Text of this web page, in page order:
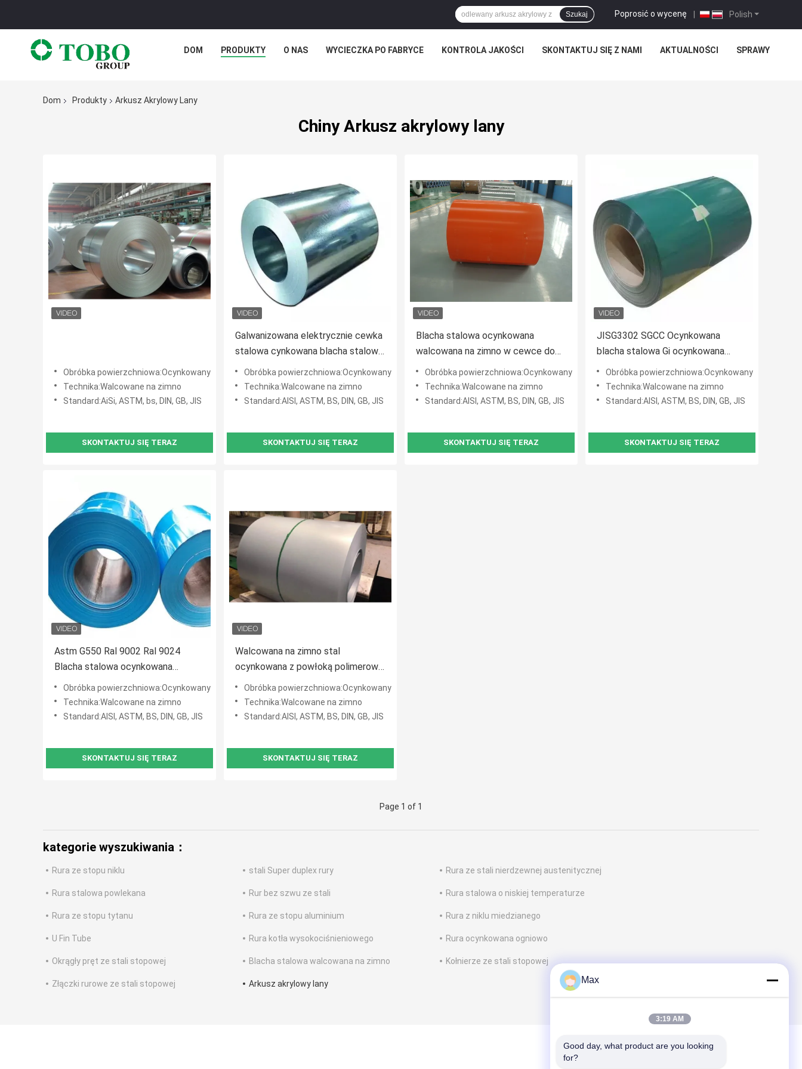
Polish
Poprosić o wycenę |
Szukaj
DOM PRODUKTY O NAS WYCIECZKA PO FABRYCE KONTROLA JAKOŚCI SKONTAKTUJ SIĘ Z NAMI AKTUALNOŚCI SPRAWY
Dom Produkty Arkusz Akrylowy Lany
Chiny Arkusz akrylowy lany
Obróbka powierzchniowa:Ocynkowany
Technika:Walcowane na zimno
Standard:AiSi, ASTM, bs, DIN, GB, JIS
SKONTAKTUJ SIĘ TERAZ
Galwanizowana elektrycznie cewka
stalowa cynkowana blacha stalowa
cynkowana ogniowo Z275 /
metalowe blachy dachowe do
materiałów budowlanych
Obróbka powierzchniowa:Ocynkowany
Technika:Walcowane na zimno
Standard:AISI, ASTM, BS, DIN, GB, JIS
SKONTAKTUJ SIĘ TERAZ
Blacha stalowa ocynkowana
walcowana na zimno w cewce do
materiałów budowlanych
Obróbka powierzchniowa:Ocynkowany
Technika:Walcowane na zimno
Standard:AISI, ASTM, BS, DIN, GB, JIS
SKONTAKTUJ SIĘ TERAZ
JISG3302 SGCC Ocynkowana
blacha stalowa Gi ocynkowana
ogniowo 0,2 mm w cewce Proszek
PPGI
Obróbka powierzchniowa:Ocynkowany
Technika:Walcowane na zimno
Standard:AISI, ASTM, BS, DIN, GB, JIS
SKONTAKTUJ SIĘ TERAZ
Astm G550 Ral 9002 Ral 9024
Blacha stalowa ocynkowana
Kolorowa płyta stalowa Ppg Zero
Spangle
Obróbka powierzchniowa:Ocynkowany
Technika:Walcowane na zimno
Standard:AISI, ASTM, BS, DIN, GB, JIS
SKONTAKTUJ SIĘ TERAZ
Walcowana na zimno stal
ocynkowana z powłoką polimerową
DX51 Cewka ze stali ocynkowanej
ogniowo
Obróbka powierzchniowa:Ocynkowany
Technika:Walcowane na zimno
Standard:AISI, ASTM, BS, DIN, GB, JIS
SKONTAKTUJ SIĘ TERAZ
Page 1 of 1
kategorie wyszukiwania：
Rura ze stopu niklu stali Super duplex rury Rura ze stali nierdzewnej austenitycznej
Rura stalowa powlekana Rur bez szwu ze stali Rura stalowa o niskiej temperaturze
Rura ze stopu tytanu Rura ze stopu aluminium Rura z niklu miedzianego
U Fin Tube Rura kotła wysokociśnieniowego Rura ocynkowana ogniowo
Okrągły pręt ze stali stopowej Blacha stalowa walcowana na zimno Kołnierze ze stali stopowej
Złączki rurowe ze stali stopowej Arkusz akrylowy lany Max
3:19 AM
Good day, what product are you looking
for?